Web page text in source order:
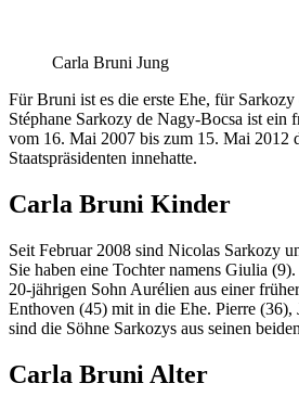
Carla Bruni Jung
Für Bruni ist es die erste Ehe, für
Stéphane Sarkozy de Nagy-Bocsa ist ein
vom 16. Mai 2007 bis zum 15. Mai 2012
Staatspräsidenten innehatte.
Carla Bruni Kinder
Seit Februar 2008 sind Nicolas Sarkozy
Sie haben eine Tochter namens Giulia
20-jährigen Sohn Aurélien aus einer
Enthoven (45) mit in die Ehe. Pierre (36),
sind die Söhne Sarkozys aus seinen
Carla Bruni Alter